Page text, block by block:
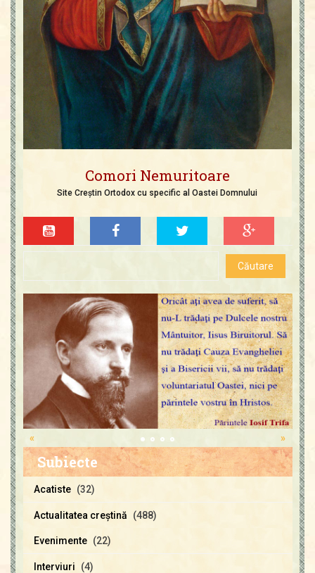
Comori Nemuritoare
Site Creștin Ortodox cu specific al Oastei Domnului
»
«
Subiecte
Acatiste (32)
Actualitatea creştină (488)
Evenimente (22)
Interviuri (4)